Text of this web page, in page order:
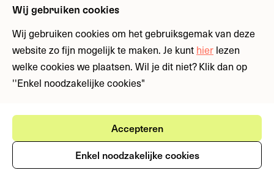
Wij gebruiken cookies
Wij gebruiken cookies om het gebruiksgemak van deze
website zo fijn mogelijk te maken. Je kunt hier lezen
welke cookies we plaatsen. Wil je dit niet? Klik dan op
''Enkel noodzakelijke cookies"
Accepteren
Enkel noodzakelijke cookies